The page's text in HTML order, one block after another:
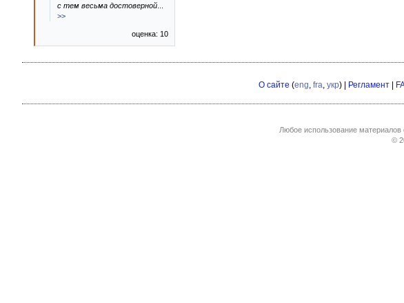
с тем весьма достоверной
>>
оценка: 10
О сайте (eng, fra, укр) | Регламент
Любое использование материалов
©